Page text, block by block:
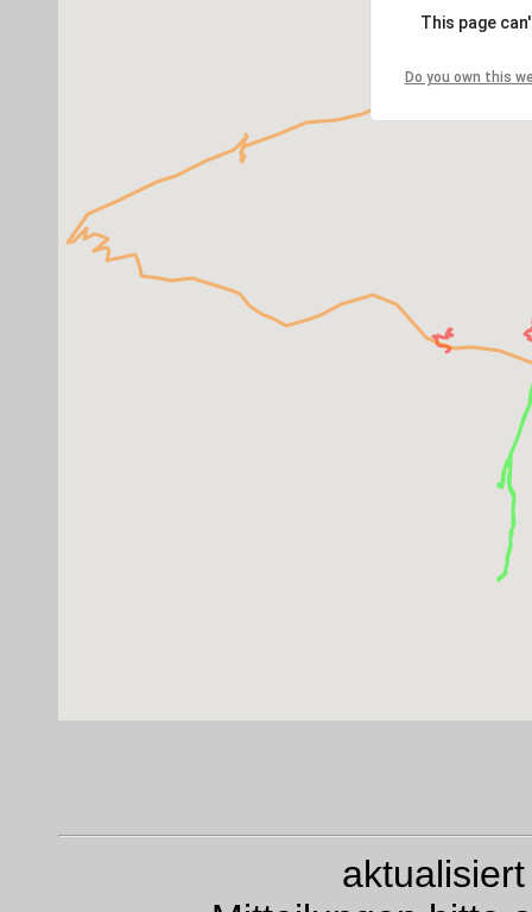
This page
Do you own this